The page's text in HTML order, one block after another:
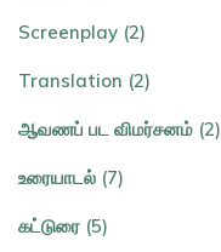
Screenplay (2)
Translation (2)
ஆவணப் பட விமர்சனம் (2)
உரையாடல் (7)
கட்டுரை (5)